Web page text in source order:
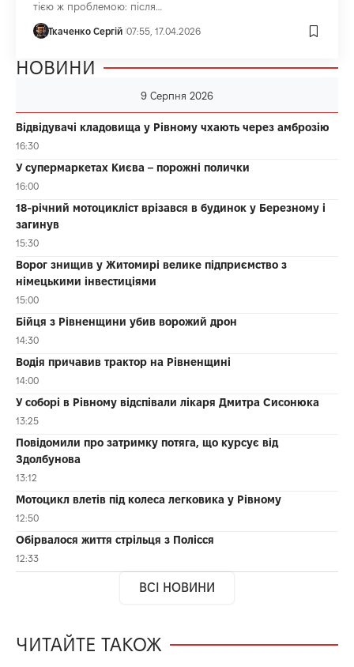
тією ж проблемою: після…
Ткаченко Сергій 07:55, 17.04.2026
НОВИНИ
9 Серпня 2026
Відвідувачі кладовища у Рівному чхають через амброзію
16:30
У супермаркетах Києва – порожні полички
16:00
18-річний мотоцикліст врізався в будинок у Березному і
загинув
15:30
Ворог знищив у Житомирі велике підприємство з
німецькими інвестиціями
15:00
Бійця з Рівненщини убив ворожий дрон
14:30
Водія причавив трактор на Рівненщині
14:00
У соборі в Рівному відспівали лікаря Дмитра Сисонюка
13:25
Повідомили про затримку потяга, що курсує від
Здолбунова
13:12
Мотоцикл влетів під колеса легковика у Рівному
12:50
Обірвалося життя стрільця з Полісся
12:33
ВСІ НОВИНИ
ЧИТАЙТЕ ТАКОЖ